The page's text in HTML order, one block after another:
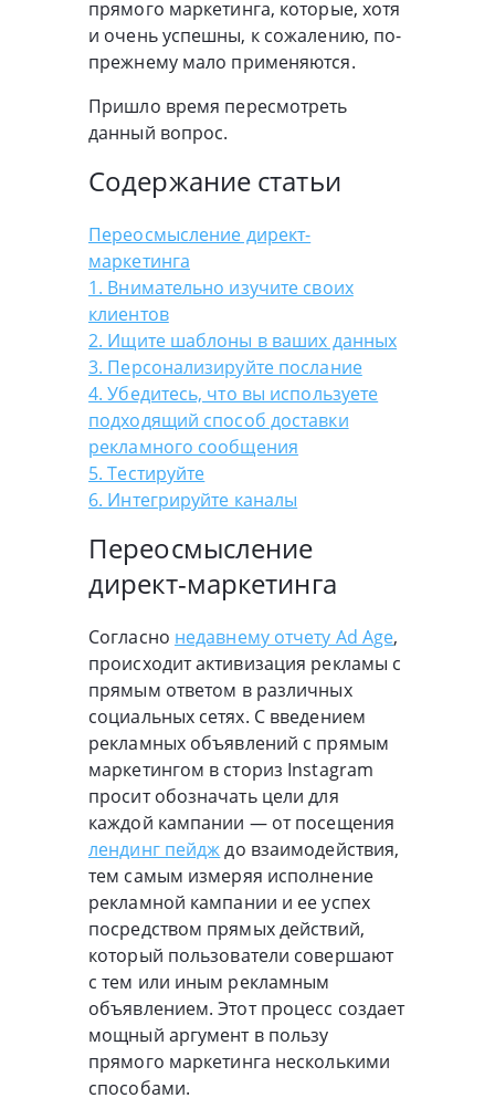
прямого маркетинга, которые, хотя
и очень успешны, к сожалению, по-
прежнему мало применяются.
Пришло время пересмотреть
данный вопрос.
Содержание статьи
Переосмысление директ-
маркетинга
1. Внимательно изучите своих
клиентов
2. Ищите шаблоны в ваших данных
3. Персонализируйте послание
4. Убедитесь, что вы используете
подходящий способ доставки
рекламного сообщения
5. Тестируйте
6. Интегрируйте каналы
Переосмысление
директ-маркетинга
Согласно недавнему отчету Ad Age,
происходит активизация рекламы с
прямым ответом в различных
социальных сетях. С введением
рекламных объявлений с прямым
маркетингом в сториз Instagram
просит обозначать цели для
каждой кампании — от посещения
лендинг пейдждо взаимодействия,
тем самым измеряя исполнение
рекламной кампании и ее успех
посредством прямых действий,
который пользователи совершают
с тем или иным рекламным
объявлением. Этот процесс создает
мощный аргумент в пользу
прямого маркетинга несколькими
способами.